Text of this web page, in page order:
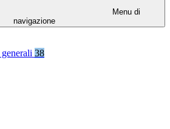
Menu di
navigazione
38